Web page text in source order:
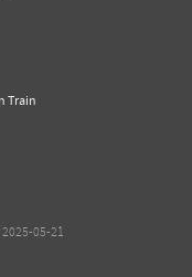
Train
05-21